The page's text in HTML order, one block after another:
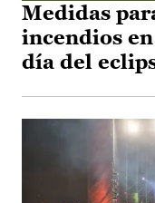
Medidas
incendios
día del